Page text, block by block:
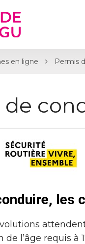
en ligne Permis
de
les
l’âge requis à